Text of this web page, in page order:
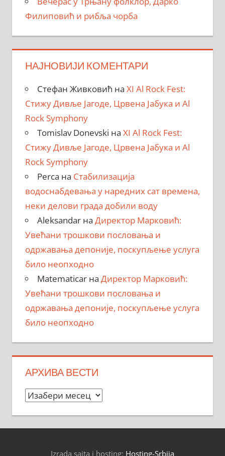
Филиповић и рибља чорба
НАЈНОВИЈИ КОМЕНТАРИ
Стефан Живковић на XI Al Rock Fest:
Стижу Дивље Јагоде, Црвена Јабука и Al
Rock Symphony
Tomislav Donevski на XI Al Rock Fest:
Стижу Дивље Јагоде, Црвена Јабука и Al
Rock Symphony
Perca на Стабилизација
водоснабдевања у наредних сат времена,
неки делови града добили воду
Aleksandarна Директор Марковић:
Увећани трошкови пословања и
одржавања депоније, поскупљење услуга
било неопходно
Matematicarна Директор Марковић:
Увећани трошкови пословања и
одржавања депоније, поскупљење услуга
било неопходно
АРХИВА ВЕСТИ
Архива
Izrada sajta i hosting: Hosting-Srbija